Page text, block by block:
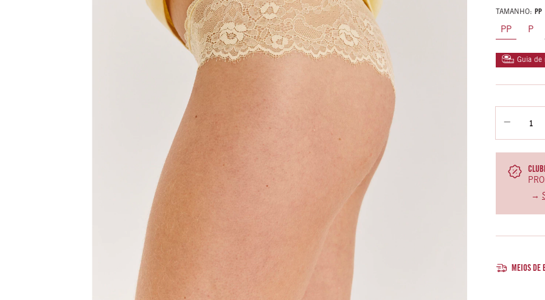
TAMANHO: PP
PP P
Guia de
→
MEIOS DE